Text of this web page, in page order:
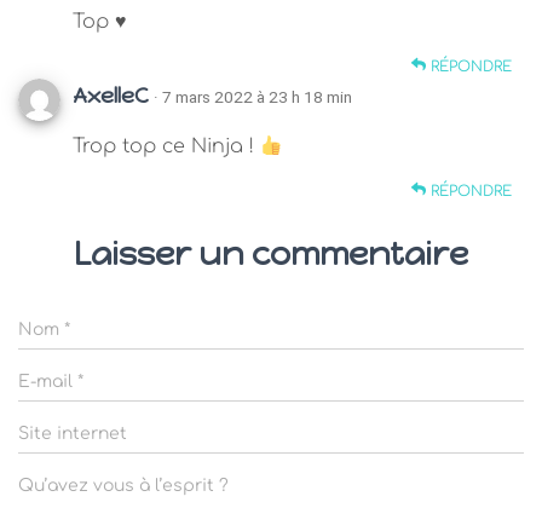
Top ♥
RÉPONDRE
AxelleC · 7 mars 2022 à 23 h 18 min
Trop top ce Ninja !
RÉPONDRE
Laisser un commentaire
Nom *
E-mail *
Site internet
Qu’avez vous à l’esprit ?